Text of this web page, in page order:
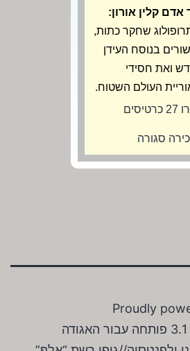
אדם קלין אורון:
שחקר כתות,
בנוסח העידן
ואת חסידי
העולם השטוח.
סגורה
Proudly
© 2022 מערכת כו"ד 3.1 פותחה עבור האגודה